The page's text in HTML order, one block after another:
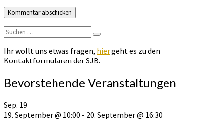
Suchen
nach:
Suchen
Ihr wollt uns etwas fragen, hiergeht es zu den
Kontaktformularen der SJB.
Bevorstehende Veranstaltungen
Sep. 19
19. September @ 10:00 - 20. September @ 16:30